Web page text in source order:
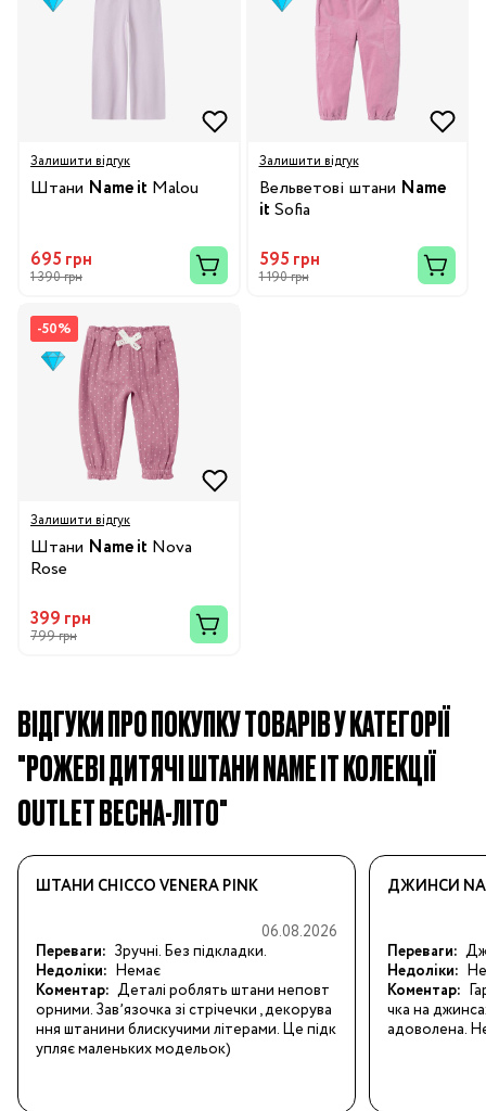
Залишити відгук
Штани Name it Malou
695 грн
1 390 грн
Залишити відгук
Вельветові штани Name
it Sofia
595 грн
1 190 грн
-50%
Залишити відгук
Штани Name it Nova
Rose
399 грн
799 грн
ВІДГУКИ ПРО ПОКУПКУ ТОВАРІВ У КАТЕГОРІЇ
"РОЖЕВІ ДИТЯЧІ ШТАНИ NAME IT КОЛЕКЦІЇ
OUTLET ВЕСНА-ЛІТО"
ШТАНИ CHICCO VENERA PINK
06.08.2026
Переваги: Зручні. Без підкладки.
Недоліки: Немає
Коментар: Деталі роблять штани неповт
орними. Завʼязочка зі стрічечки , декорува
ння штанини блискучими літерами. Це підк
упляє маленьких модельок)
ДЖИНСИ
Переваги:
Недоліки:
Коментар:
чка на
адоволена.